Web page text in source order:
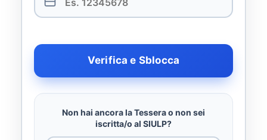
Verifica e Sblocca
Non hai ancora la Tessera o non sei
iscritta/o al SIULP?